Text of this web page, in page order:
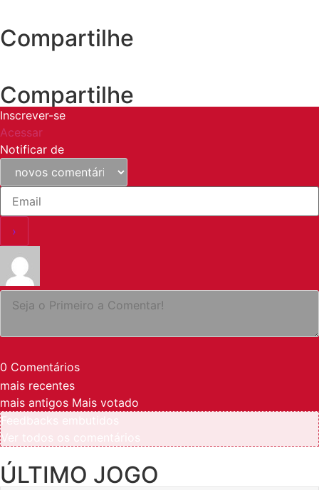
Compartilhe
Compartilhe
Inscrever-se
Acessar
Notificar de
0 Comentários
mais recentes
mais antigos Mais votado
ÚLTIMO JOGO